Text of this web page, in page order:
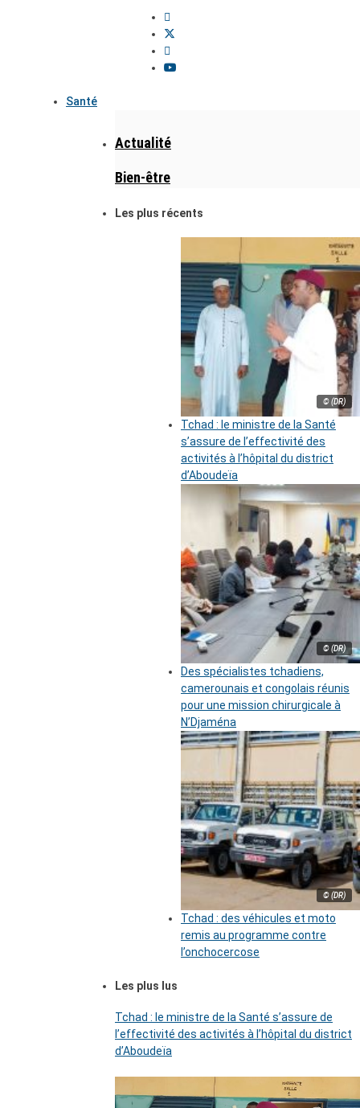
Santé
Actualité
Bien-être
Les plus récents
© (DR)
Tchad : le ministre de la Santé
s’assure de l’effectivité des
activités à l’hôpital du district
d’Aboudeïa
© (DR)
Des spécialistes tchadiens,
camerounais et congolais réunis
pour une mission chirurgicale à
N’Djaména
© (DR)
Tchad : des véhicules et moto
remis au programme contre
l’onchocercose
Les plus lus
Tchad : le ministre de la Santé s’assure de
l’effectivité des activités à l’hôpital du district
d’Aboudeïa